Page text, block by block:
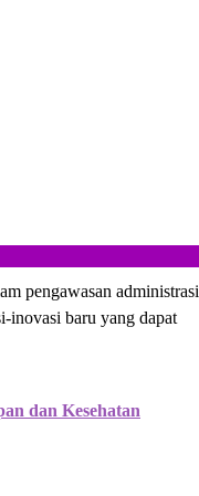
pengawasan administrasi
inovasi baru yang dapat
dan Kesehatan